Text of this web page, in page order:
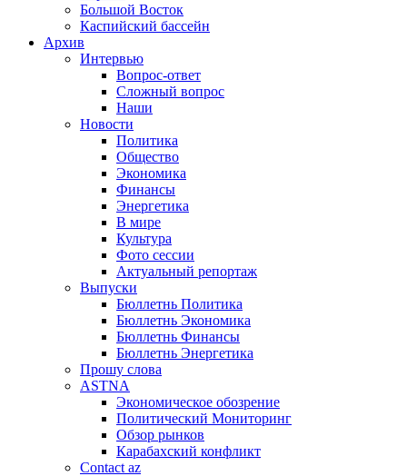
Большой Восток
Каспийский бассейн
Архив
Интервью
Вопрос-ответ
Сложный вопрос
Наши
Новости
Политика
Общество
Экономика
Финансы
Энергетика
В мире
Культура
Фото сессии
Актуальный репортаж
Выпуски
Бюллетнь Политика
Бюллетнь Экономика
Бюллетнь Финансы
Бюллетнь Энергетика
Прошу слова
ASTNA
Экономическое обозрение
Политический Мониторинг
Обзор рынков
Карабахский конфликт
Contact az